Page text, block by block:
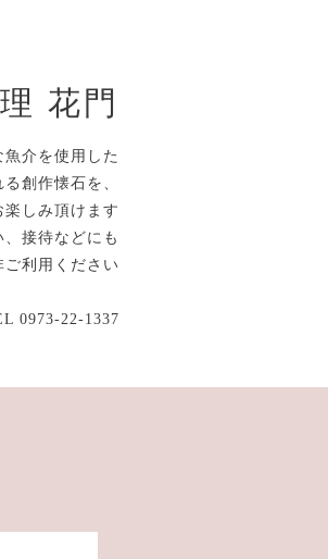
花門
介を使用した
創作懐石を、
しみ頂けます
接待などにも
ご利用ください
0973-22-1337